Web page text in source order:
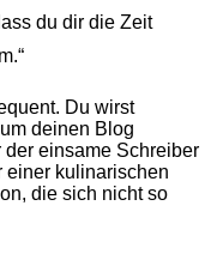
du dir die Zeit
Du wirst
deinen Blog
einsame Schreiber
einer kulinarischen
die sich nicht so